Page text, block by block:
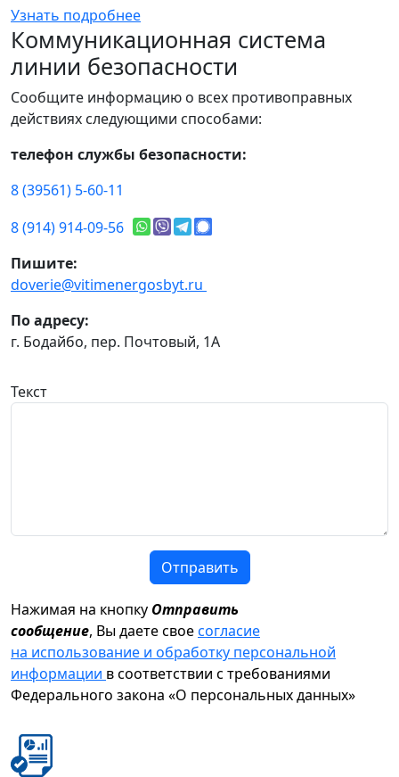
Узнать подробнее
Коммуникационная система
линии безопасности
Сообщите информацию о всех противоправных
действиях следующими способами:
телефон службы безопасности:
8 (39561) 5-60-11
8 (914) 914-09-56
Пишите:
doverie@vitimenergosbyt.ru
По адресу:
г. Бодайбо, пер. Почтовый, 1А
Текст
Отправить
Нажимая на кнопку Отправить
сообщение, Вы даете своесогласие
на использование и обработку персональной
информации в соответствии с требованиями
Федерального закона «О персональных данных»